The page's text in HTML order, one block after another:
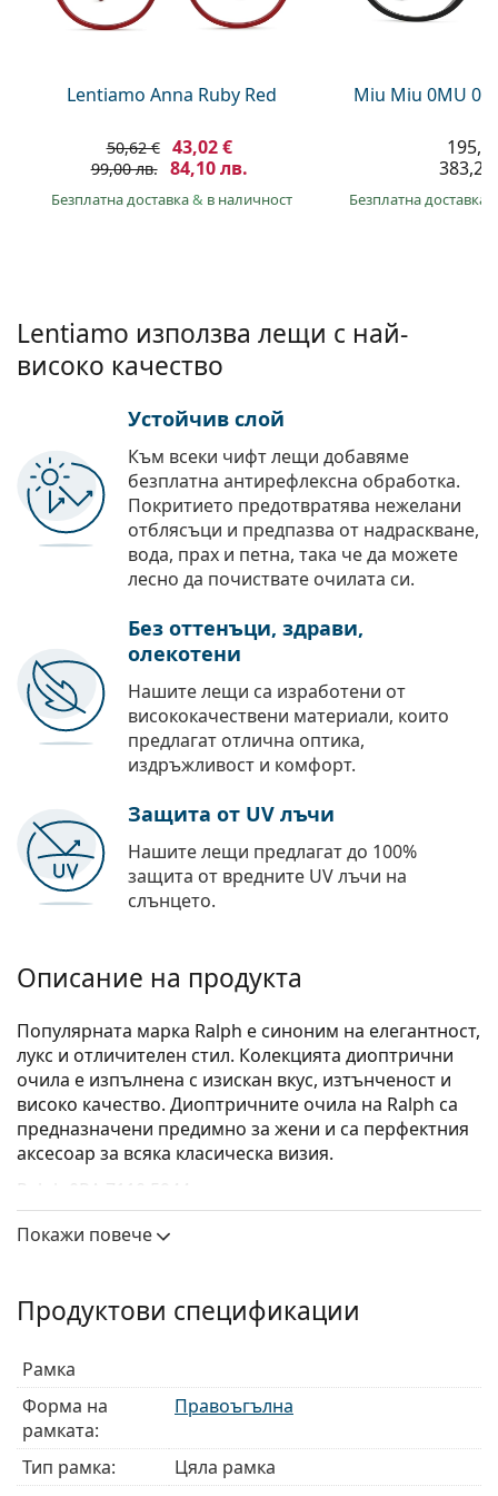
Persol
Всички марки
Lentiamo Anna Ruby Red
50,62 € 43,02 €
99,00 лв. 84,10 лв.
Безплатна доставка& в наличност
Miu Miu 0MU
Безплатна доставка
Lentiamo използва лещи с най-
високо качество
Устойчив слой
Към всеки чифт лещи добавяме
безплатна антирефлексна обработка.
Покритието предотвратява нежелани
отблясъци и предпазва от надраскване,
вода, прах и петна, така че да можете
лесно да почиствате очилата си.
Без оттенъци, здрави,
олекотени
Нашите лещи са изработени от
висококачествени материали, които
предлагат отлична оптика,
издръжливост и комфорт.
Защита от UV лъчи
Нашите лещи предлагат до 100%
защита от вредните UV лъчи на
слънцето.
Описание на продукта
Популярната марка Ralph е синоним на елегантност,
лукс и отличителен стил. Колекцията диоптрични
очила е изпълнена с изискан вкус, изтънченост и
високо качество. Диоптричните очила на Ralph са
предназначени предимно за жени и са перфектния
аксесоар за всяка класическа визия.
Ralph 0RA 7110 5944
Диоптрични очила – рамки
бяла или сива коса.
овална или кръгла форма на лицето.
Рамката на очилата е изработена от
висококачествена пластмаса, която предлага
висока издръжливост, удобство при носене и
страхотен външен вид.
Очилата с цяла рамка са сред най-често
Покажи повече
Продуктови спецификации
Рамка
Форма на
рамката:
Правоъгълна
Тип рамка:
Цяла рамка